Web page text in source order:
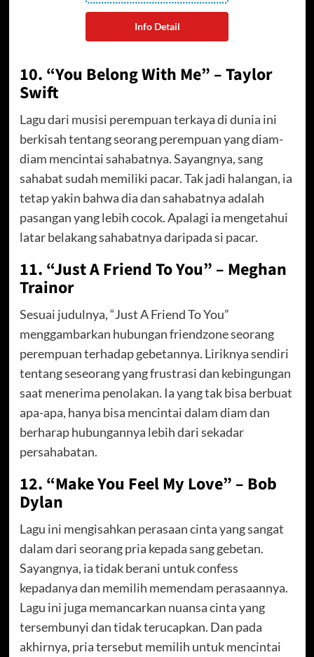
Info Detail
10. “You Belong With Me” – Taylor
Swift
Lagu dari musisi perempuan terkaya di dunia ini
berkisah tentang seorang perempuan yang diam-
diam mencintai sahabatnya. Sayangnya, sang
sahabat sudah memiliki pacar. Tak jadi halangan, ia
tetap yakin bahwa dia dan sahabatnya adalah
pasangan yang lebih cocok. Apalagi ia mengetahui
latar belakang sahabatnya daripada si pacar.
11. “Just A Friend To You” – Meghan
Trainor
Sesuai judulnya, “Just A Friend To You”
menggambarkan hubungan friendzone seorang
perempuan terhadap gebetannya. Liriknya sendiri
tentang seseorang yang frustrasi dan kebingungan
saat menerima penolakan. Ia yang tak bisa berbuat
apa-apa, hanya bisa mencintai dalam diam dan
berharap hubungannya lebih dari sekadar
persahabatan.
12. “Make You Feel My Love” – Bob
Dylan
Lagu ini mengisahkan perasaan cinta yang sangat
dalam dari seorang pria kepada sang gebetan.
Sayangnya, ia tidak berani untuk confess
kepadanya dan memilih memendam perasaannya.
Lagu ini juga memancarkan nuansa cinta yang
tersembunyi dan tidak terucapkan. Dan pada
akhirnya, pria tersebut memilih untuk mencintai